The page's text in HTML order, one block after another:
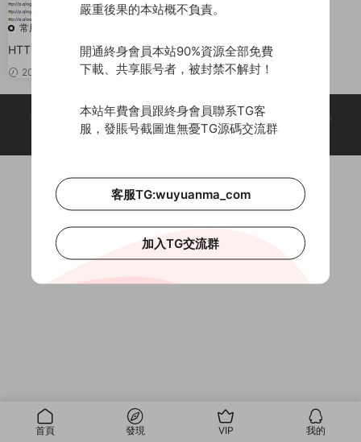
常用工具
HTTP Debugger Professional進
程抓包工具 v9.10 漢化破解注冊
版
2020-03-29 99
© 2018-2026 Theme by - 無憂源碼 & Wuyuanma.Com Theme. All rights
reserved
首頁 發現 VIP 我的
嚴重後果的本站概不負責。
開通終身會員本站90%資源全部免費
下載、共享賬号者，被封禁不解封！
本站年費會員跟終身會員聯系TG客
服，發賬号截圖進無憂TG源碼交流群
客服TG:wuyuanma_com
加入TG交流群